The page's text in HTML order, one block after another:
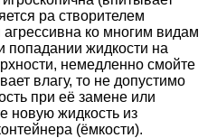
ра створителем
ко многим видам
попадании жидкости на
немедленно смойте
влагу, то не допустимо
при её замене или
новую жидкость из
(ёмкости).